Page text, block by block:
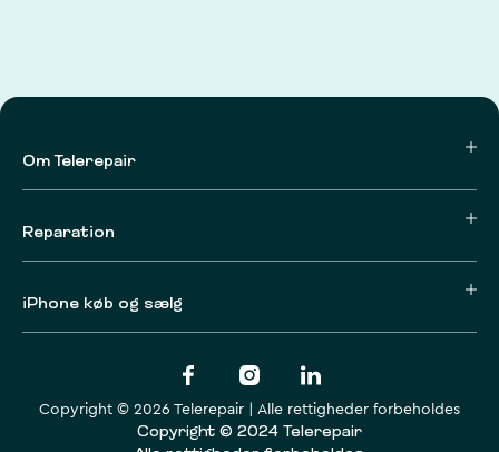
Om Telerepair
Reparation
iPhone køb og sælg
Copyright © 2026 Telerepair | Alle rettigheder forbeholdes
Copyright © 2024 Telerepair